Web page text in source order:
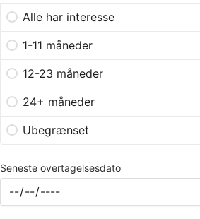
Alle har interesse
1-11 måneder
12-23 måneder
24+ måneder
Ubegrænset
Seneste overtagelsesdato